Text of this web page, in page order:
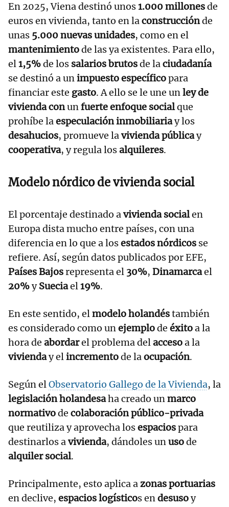
En 2025, Viena destinó unos1.000 millonesde
euros en vivienda, tanto en laconstrucciónde
unas 5.000 nuevas unidades, como en el
mantenimientode las ya existentes. Para ello,
el1,5%de los salarios brutosde laciudadanía
se destinó a unimpuesto específicopara
financiar este gasto. A ello se le une unley de
vivienda conunfuerte enfoque socialque
prohíbe laespeculación inmobiliariay los
desahucios, promueve lavivienda públicay
cooperativa, y regula losalquileres.
Modelo nórdico de vivienda social
El porcentaje destinado avivienda socialen
Europa dista mucho entre países, con una
diferencia en lo que a losestados nórdicos se
refiere. Así, según datos publicados por EFE,
Países Bajosrepresenta el 30%, Dinamarcael
20%ySueciael19%.
En este sentido, elmodelo holandéstambién
es considerado como unejemplode éxitoa la
hora de abordarel problema delaccesoa la
vivienday elincrementode laocupación.
Según elObservatorio Gallego de la Vivienda, la
legislación holandesaha creado unmarco
normativode colaboración público-privada
que reutiliza y aprovecha losespaciospara
destinarlos avivienda, dándoles unusode
alquiler social.
Principalmente, esto aplica azonas portuarias
en declive, espacios logísticos endesusoy